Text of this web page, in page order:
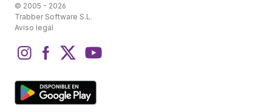
© 2005 - 2026
Trabber Software S.L.
Aviso legal